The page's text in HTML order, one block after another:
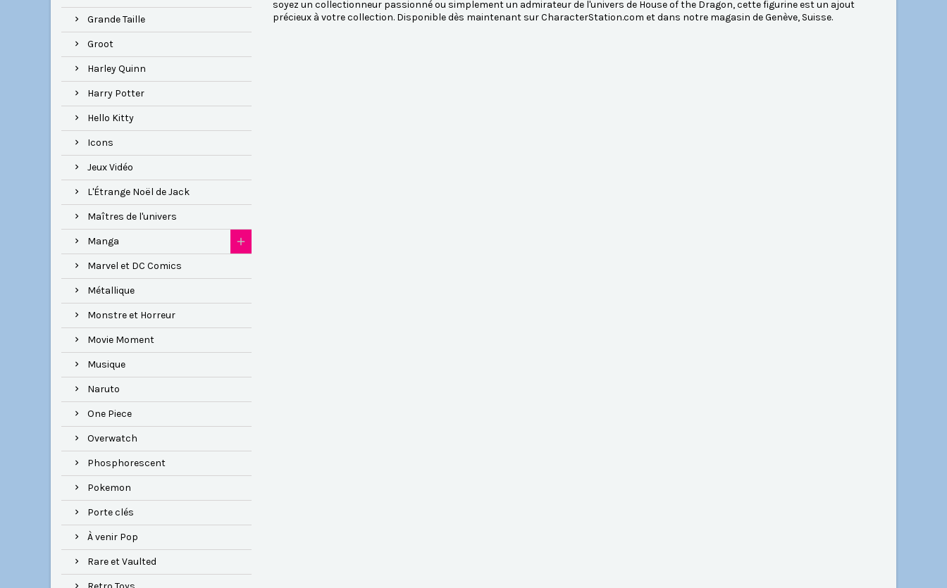
Grande Taille
Groot
Harley Quinn
Harry Potter
Hello Kitty
Icons
Jeux Vidéo
L'Étrange Noël de Jack
Maîtres de l'univers
Manga
Marvel et DC Comics
Métallique
Monstre et Horreur
Movie Moment
Musique
Naruto
One Piece
Overwatch
Phosphorescent
Pokemon
Porte clés
À venir Pop
Rare et Vaulted
soyez un collectionneur passionné ou simplement un admirateur de l'univers de House of the Dragon, cette figurine est un ajout
précieux à votre collection. Disponible dès maintenant sur CharacterStation.com et dans notre magasin de Genève, Suisse.